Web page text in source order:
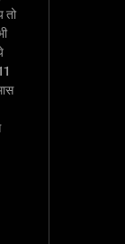
तो